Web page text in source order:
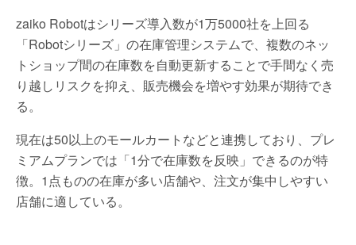
zaiko Robotはシリーズ導入数が1万5000社を上回る
「Robotシリーズ」の在庫管理システムで、複数のネッ
トショップ間の在庫数を自動更新することで手間なく売
り越しリスクを抑え、販売機会を増やす効果が期待でき
る。
現在は50以上のモールカートなどと連携しており、プレ
ミアムプランでは「1分で在庫数を反映」できるのが特
徴。1点ものの在庫が多い店舗や、注文が集中しやすい
店舗に適している。